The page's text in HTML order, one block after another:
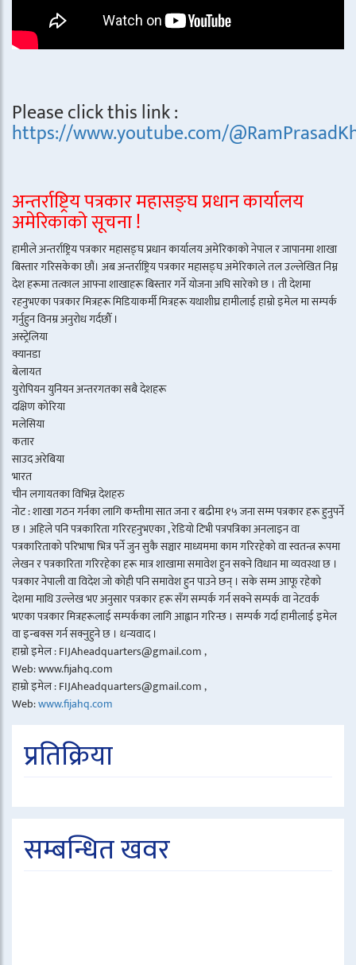
Please click this link :
https://www.youtube.com/
अन्तर्राष्ट्रिय पत्रकार महासङ्घ प्रधान कार्यालय
अमेरिकाको सूचना !
हामीले अन्तर्राष्ट्रिय पत्रकार महासङ्घ प्रधान कार्यालय अमेरिकाको नेपाल र जापानमा शाखा
बिस्तार गरिसकेका छौं। अब अन्तर्राष्ट्रिय पत्रकार महासङ्घ अमेरिकाले तल उल्लेखित निम्न
देश हरूमा तत्काल आफ्ना शाखाहरू बिस्तार गर्ने योजना अघि सारेको छ । ती देशमा
रहनुभएका पत्रकार मित्रहरू मिडियाकर्मी मित्रहरू यथाशीघ्र हामीलाई हाम्रो इमेल मा सम्पर्क
गर्नुहुन विनम्र अनुरोध गर्दछौँ ।
अस्ट्रेलिया
क्यानडा
बेलायत
युरोपियन युनियन अन्तरगतका सबै देशहरू
दक्षिण कोरिया
मलेसिया
कतार
साउद अरेबिया
भारत
चीन लगायतका विभिन्न देशहरु
नोट : शाखा गठन गर्नका लागि कम्तीमा सात जना र बढीमा १५ जना सम्म पत्रकार हरू हुनुपर्ने
छ । अहिले पनि पत्रकारिता गरिरहनुभएका , रेडियो टिभी पत्रपत्रिका अनलाइन वा
पत्रकारिताको परिभाषा भित्र पर्ने जुन सुकै सञ्चार माध्यममा काम गरिरहेको वा स्वतन्त्र रूपमा
लेखन र पत्रकारिता गरिरहेका हरू मात्र शाखामा समावेश हुन सक्ने विधान मा व्यवस्था छ ।
पत्रकार नेपाली वा विदेश जो कोही पनि समावेश हुन पाउने छन् । सके सम्म आफू रहेको
देशमा माथि उल्लेख भए अनुसार पत्रकार हरू सँग सम्पर्क गर्न सक्ने सम्पर्क वा नेटवर्क
भएका पत्रकार मित्रहरूलाई सम्पर्कका लागि आह्वान गरिन्छ । सम्पर्क गर्दा हामीलाई इमेल
वा इन्बक्स गर्न सक्नुहुने छ । धन्यवाद ।
हाम्रो इमेल : FIJAheadquarters@gmail.com ,
Web: www.fijahq.com
हाम्रो इमेल : FIJAheadquarters@gmail.com ,
Web:www.fijahq.com
प्रतिक्रिया
सम्बन्धित खवर